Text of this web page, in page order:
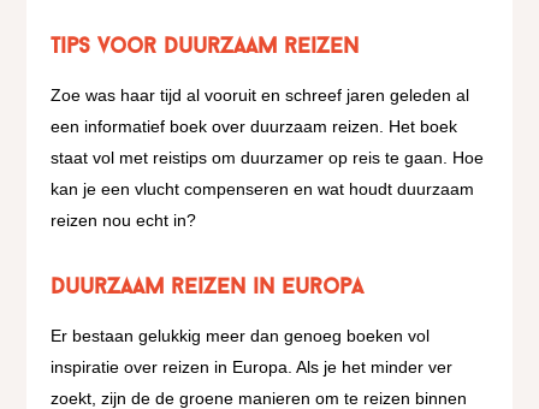
Tips voor duurzaam reizen
Zoe was haar tijd al vooruit en schreef jaren geleden al
een informatief boek over duurzaam reizen. Het boek
staat vol met reistips om duurzamer op reis te gaan. Hoe
kan je een vlucht compenseren en wat houdt duurzaam
reizen nou echt in?
Duurzaam reizen in Europa
Er bestaan gelukkig meer dan genoeg boeken vol
inspiratie over reizen in Europa. Als je het minder ver
zoekt, zijn de de groene manieren om te reizen binnen